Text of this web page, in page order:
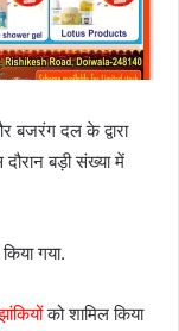
बजरंग दल के द्वारा
दौरान बड़ी संख्या में
गया.
को शामिल किया